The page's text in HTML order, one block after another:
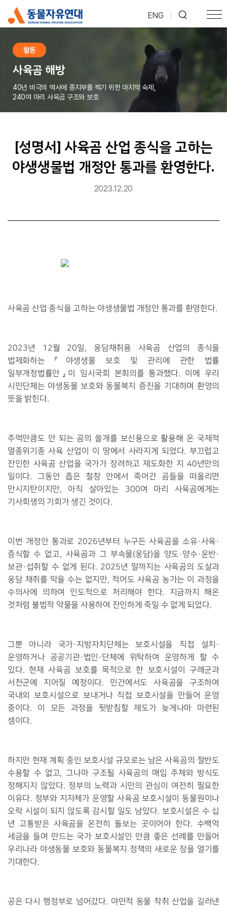
ENG
활동
사육곰 해방
40년 비극의 역사에 종지부를 찍기 위한 마지막 숙제,
240여 마리 사육곰 구조와 보호
[성명서] 사육곰 산업 종식을 고하는
야생생물법 개정안 통과를 환영한다.
2023.12.20
사육곰 산업 종식을 고하는 야생생물법 개정안 통과를 환영한다.
2023년 12월 20일,웅담채취용 사육곰 산업의 종식을
법제화하는『 야생생물 보호 및 관리에 관한 법률
일부개정법률안 』 이 임시국회 본회의를 통과했다. 이에 우리
시민단체는 야생동물 보호와 동물복지 증진을 기대하며 환영의
뜻을 밝힌다.
주먹만큼도 안 되는 곰의 쓸개를 보신용으로 활용해 온 국제적
멸종위기종 사육 산업이 이 땅에서 사라지게 되었다. 부끄럽고
잔인한 사육곰 산업을 국가가 장려하고 제도화한 지 40년만의
일이다.그동안 좁은 철창 안에서 죽어간 곰들을 떠올리면
만시지탄이지만, 아직 살아있는 300여 마리 사육곰에게는
기사회생의 기회가 생긴 것이다.
이번 개정안 통과로 2026년부터 누구든 사육곰을 소유·사육·
증식할 수 없고, 사육곰과 그 부속물(웅담)을 양도·양수·운반·
보관·섭취할 수 없게 된다. 2025년 말까지는 사육곰의 도살과
웅담 채취를 막을 수는 없지만, 적어도 사육곰 농가는 이 과정을
수의사에 의하여 인도적으로 처리해야 한다. 지금까지 해온
것처럼 불법적 약물을 사용하여 잔인하게 죽일 수 없게 되었다.
그뿐 아니라 국가·지방자치단체는 보호시설을 직접 설치 ·
운영하거나 공공기관·법인 ·단체에 위탁하여 운영하게 할 수
있다.현재 사육곰 보호를 목적으로 한 보호시설이 구례군과
서천군에 지어질 예정이다. 민간에서도 사육곰을 구조하여
국내외 보호시설으로 보내거나 직접 보호시설을 만들어 운영
중이다. 이 모든 과정을 뒷받침할 제도가 늦게나마 마련된
셈이다.
하지만 현재 계획 중인 보호시설 규모로는 남은 사육곰의 절반도
수용할 수 없고,그나마 구조될 사육곰의 매입 주체와 방식도
정해지지 않았다. 정부의 노력과 시민의 관심이 여전히 필요한
이유다. 정부와 지자체가 운영할 사육곰 보호시설이 동물원이나
오락 시설이 되지 않도록 감시할 일도 남았다. 보호시설은 수 십
년 고통받은 사육곰을 온전히 돌보는 곳이어야 한다. 수백억
세금을 들여 만드는 국가 보호시설인 만큼 좋은 선례를 만들어
우리나라 야생동물 보호와 동물복지 정책의 새로운 장을 열기를
기대한다.
공은 다시 행정부로 넘어갔다. 야만적 동물 착취 산업을 길러낸